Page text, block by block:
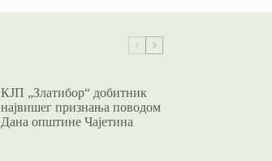
КЈП „Златибор“ добитник
највишег признања поводом
Дана општине Чајетина